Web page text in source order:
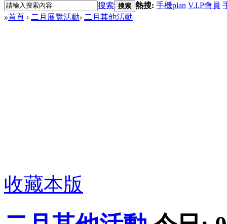
搜索 搜索 熱搜: 手機plan V.I.P會員
»首頁 › 二月展覽活動› 二月其他活動
收藏本版